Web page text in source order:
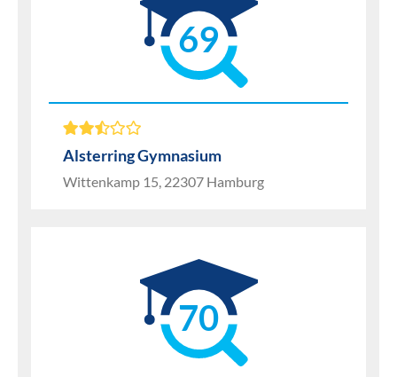
69
Alsterring Gymnasium
Wittenkamp 15, 22307 Hamburg
70